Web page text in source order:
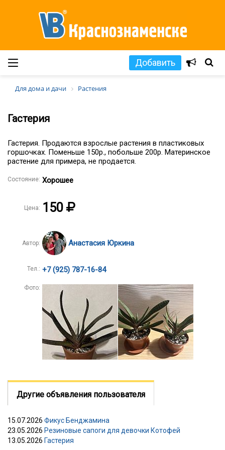
Добавить
Для дома и дачи Растения
Гастерия
Гастерия. Продаются взрослые растения в пластиковых
горшочках. Поменьше 150р., побольше 200р. Материнское
растение для примера, не продается.
Состояние: Хорошее
Цена: 150
Автор: Анастасия Юркина
Тел.: +7 (925) 787-16-84
Фото:
Другие объявления пользователя
15.07.2026 Фикус Бенджамина
23.05.2026 Резиновые сапоги для девочки Котофей
13.05.2026 Гастерия